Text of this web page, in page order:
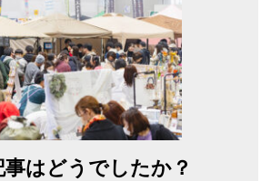
事はどうでしたか？